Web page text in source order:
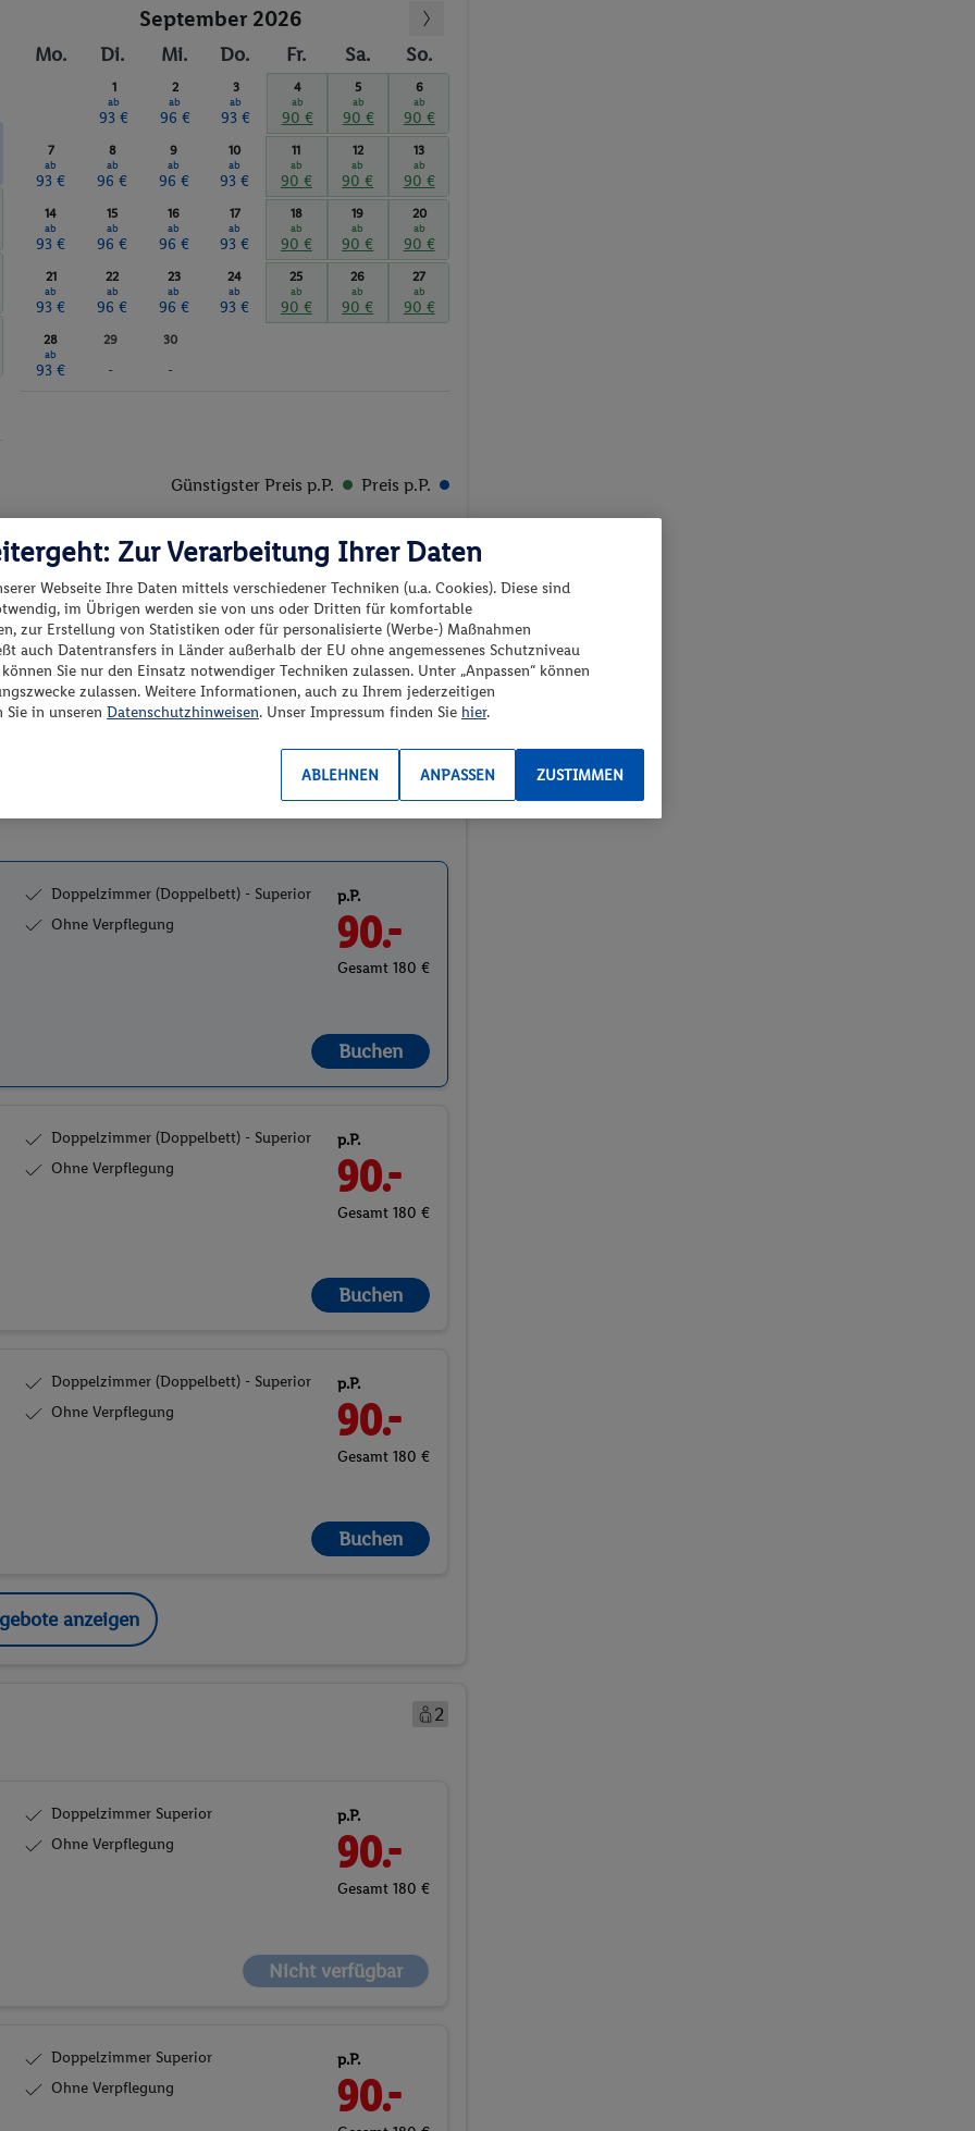
September 2026
Mo. Di. Mi. Do. Fr. Sa. So.
1
ab
93 €
2
ab
96 €
3
ab
93 €
4
ab
90 €
5
ab
90 €
6
ab
90 €
7
ab
93 €
8
ab
96 €
9
ab
96 €
10
ab
93 €
11
ab
90 €
12
ab
90 €
13
ab
90 €
14
ab
93 €
15
ab
96 €
16
ab
96 €
17
ab
93 €
18
ab
90 €
19
ab
90 €
20
ab
90 €
21
ab
93 €
22
ab
96 €
23
ab
96 €
24
ab
93 €
25
ab
90 €
26
ab
90 €
27
ab
90 €
28
ab
93 €
29
-
30
-
Günstigster Preis p.P. Preis p.P.
los?
Preis aufsteigend
2
Doppelzimmer (Doppelbett) - Superior
Ohne Verpflegung
p.P.
90.-
Gesamt 180 €
Buchen
Doppelzimmer (Doppelbett) - Superior
Ohne Verpflegung
p.P.
90.-
Gesamt 180 €
Buchen
Doppelzimmer (Doppelbett) - Superior
Ohne Verpflegung
p.P.
90.-
Gesamt 180 €
Buchen
anzeigen
2
Doppelzimmer Superior
Ohne Verpflegung
p.P.
90.-
Gesamt 180 €
Nicht verfügbar
Doppelzimmer Superior
Ohne Verpflegung
p.P.
90.-
Zur Verarbeitung Ihrer Daten
Webseite Ihre Daten mittels verschiedener Techniken (u.a. Cookies). Diese sind
im Übrigen werden sie von uns oder Dritten für komfortable
zur Erstellung von Statistiken oder für personalisierte (Werbe-) Maßnahmen
auch Datentransfers in Länder außerhalb der EU ohne angemessenes Schutzniveau
Sie nur den Einsatz notwendiger Techniken zulassen. Unter „Anpassen“ können
zulassen. Weitere Informationen, auch zu Ihrem jederzeitigen
in unseren Datenschutzhinweisen. Unser Impressum finden Sie hier.
ZUSTIMMEN
ANPASSEN
ABLEHNEN